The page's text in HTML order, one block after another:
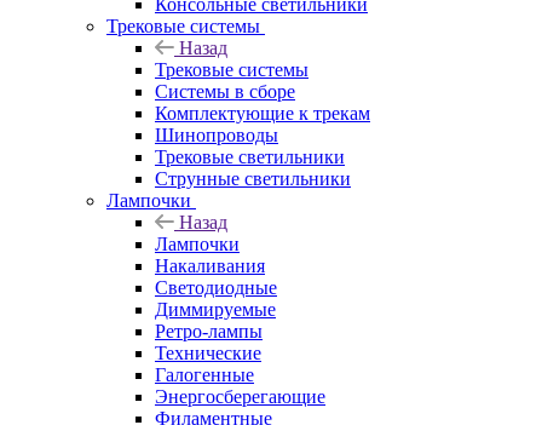
Консольные светильники
Трековые системы
Назад
Трековые системы
Системы в сборе
Комплектующие к трекам
Шинопроводы
Трековые светильники
Струнные светильники
Лампочки
Назад
Лампочки
Накаливания
Светодиодные
Диммируемые
Ретро-лампы
Технические
Галогенные
Энергосберегающие
Филаментные